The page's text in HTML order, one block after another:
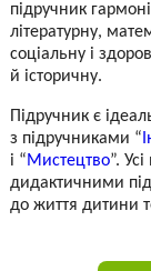
підручник
літературну,
соціальну і
й історичну.
Підручник є
з підручниками “
і “Мистецтво”.
дидактичними
до життя дитини